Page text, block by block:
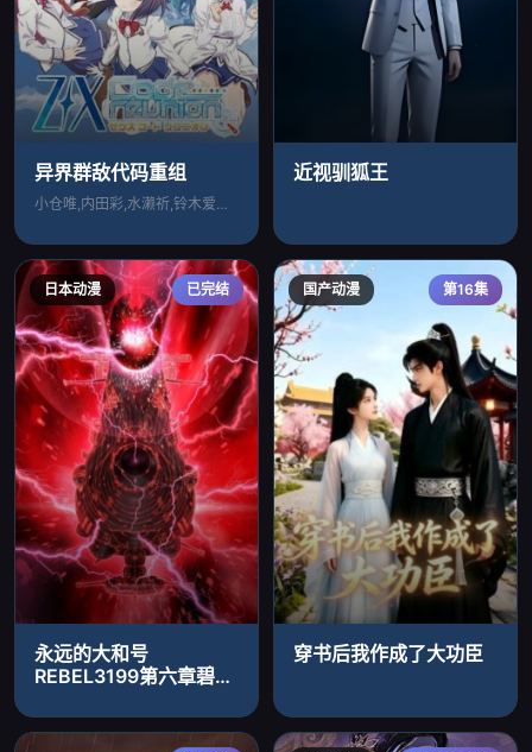
异界群敌代码重组
小仓唯,内田彩,水濑祈,铃木爱奈,长绳麻
近视驯狐王
日本动漫 已完结
永远的大和号
REBEL3199第六章碧蓝
国产动漫 第16集
穿书后我作成了大功臣